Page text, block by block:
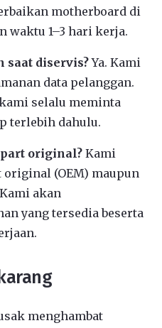
motherboard di
waktu 1–3 hari kerja.
saat diservis?Ya. Kami
data pelanggan.
selalu meminta
terlebih dahulu.
original? Kami
(OEM) maupun
akan
yang tersedia beserta
menghambat